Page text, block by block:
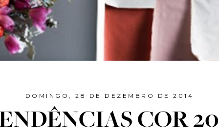
DOMINGO, 28 DE DEZEMBRO DE 2014
COR